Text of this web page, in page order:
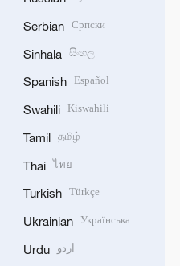
Serbian Српски
Sinhala සිංහල
Spanish Español
Swahili Kiswahili
Tamil தமிழ்
Thai ไทย
Turkish Türkçe
Ukrainian Українська
Urdu اردو